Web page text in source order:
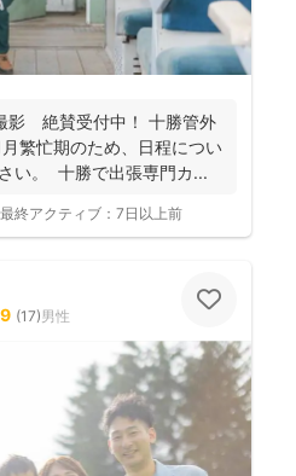
影 絶賛受付中！ 十勝管外
繁忙期のため、日程につい
い。 十勝で出張専門カ...
最終アクティブ： 7日以上前
(17)男性